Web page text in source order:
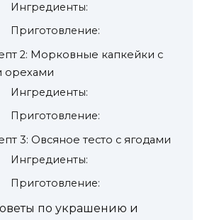
Ингредиенты:
Приготовление:
2: Морковные капкейки с
орехами
Ингредиенты:
Приготовление:
3: Овсяное тесто с ягодами
Ингредиенты:
Приготовление:
по украшению и